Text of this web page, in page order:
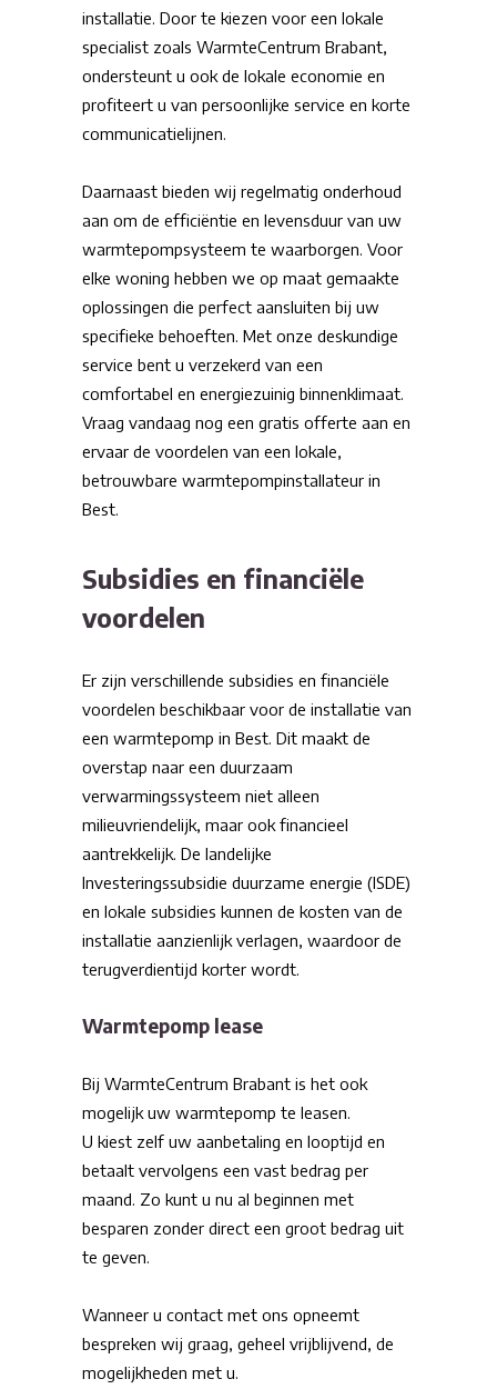
installatie. Door te kiezen voor een lokale
specialist zoals WarmteCentrum Brabant,
ondersteunt u ook de lokale economie en
profiteert u van persoonlijke service en korte
communicatielijnen.
Daarnaast bieden wij regelmatig onderhoud
aan om de efficiëntie en levensduur van uw
warmtepompsysteem te waarborgen. Voor
elke woning hebben we op maat gemaakte
oplossingen die perfect aansluiten bij uw
specifieke behoeften. Met onze deskundige
service bent u verzekerd van een
comfortabel en energiezuinig binnenklimaat.
Vraag vandaag nog een gratis offerte aan en
ervaar de voordelen van een lokale,
betrouwbare warmtepompinstallateur in
Best.
Subsidies en financiële
voordelen
Er zijn verschillende subsidies en financiële
voordelen beschikbaar voor de installatie van
een warmtepomp in Best. Dit maakt de
overstap naar een duurzaam
verwarmingssysteem niet alleen
milieuvriendelijk, maar ook financieel
aantrekkelijk. De landelijke
Investeringssubsidie duurzame energie (ISDE)
en lokale subsidies kunnen de kosten van de
installatie aanzienlijk verlagen, waardoor de
terugverdientijd korter wordt.
Warmtepomp lease
Bij WarmteCentrum Brabant is het ook
mogelijk uw warmtepomp te leasen.
U kiest zelf uw aanbetaling en looptijd en
betaalt vervolgens een vast bedrag per
maand. Zo kunt u nu al beginnen met
besparen zonder direct een groot bedrag uit
te geven.
Wanneer u contact met ons opneemt
bespreken wij graag, geheel vrijblijvend, de
mogelijkheden met u.